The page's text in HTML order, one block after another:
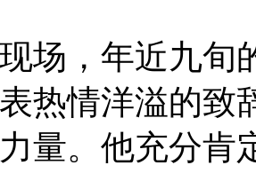
，年近九旬
热情洋溢的致
量。他充分肯